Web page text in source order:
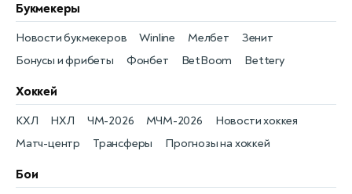
Букмекеры
Бонусы и фрибеты
Новости букмекеров
Фонбет
Winline
BetBoom
Мелбет
Bettery
Зенит
Хоккей
Новости хоккея
КХЛ
Матч-центр
НХЛ
Трансферы
ЧМ-2026
Прогнозы на хоккей
МЧМ-2026
Бои